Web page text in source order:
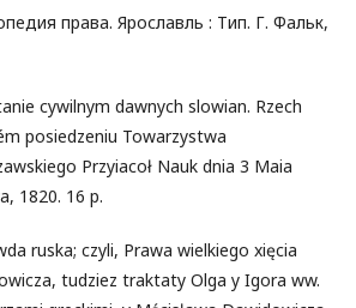
права. Ярославль : Тип. Г. Фальк,
cywilnym dawnych slowian. Rzech
posiedzeniu Towarzystwa
Przyiacoł Nauk dnia 3 Maia
1820. 16 р.
ruska; czyli, Prawa wielkiego xięcia
tudziez traktaty Olga y Igora ww.